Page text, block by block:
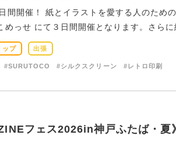
間開催！ 紙とイラストを愛する人のため
めっせ にて３日間開催となります。さらに
ップ 出張
#SURUTOCO #シルクスクリーン #レトロ印刷
フェス2026​in神戸ふたば・夏